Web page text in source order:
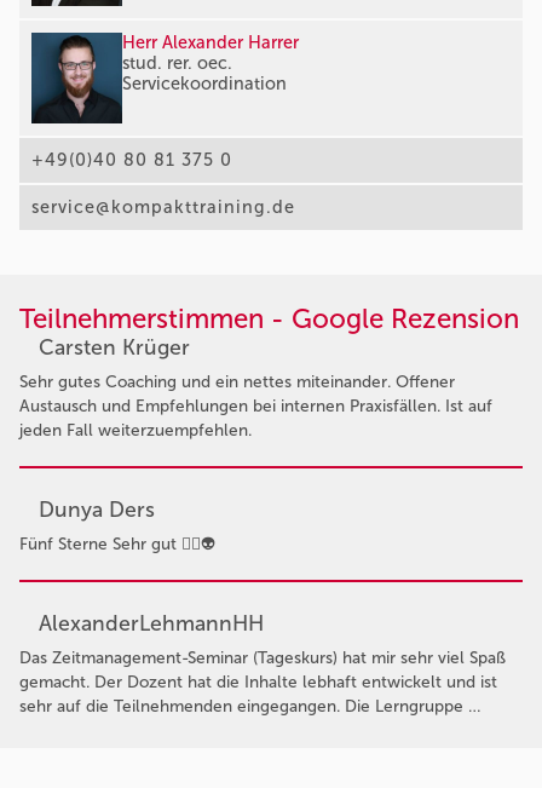
Herr Alexander Harrer
stud. rer. oec.
Servicekoordination
+49(0)40 80 81 375 0
service@kompakttraining.de
Teilnehmerstimmen - Google Rezension
Carsten Krüger
Sehr gutes Coaching und ein nettes miteinander. Offener
Austausch und Empfehlungen bei internen Praxisfällen. Ist auf
jeden Fall weiterzuempfehlen.
Dunya Ders
Fünf Sterne Sehr gut 👍🏻👽
AlexanderLehmannHH
Das Zeitmanagement-Seminar (Tageskurs) hat mir sehr viel Spaß
gemacht. Der Dozent hat die Inhalte lebhaft entwickelt und ist
sehr auf die Teilnehmenden eingegangen. Die Lerngruppe …